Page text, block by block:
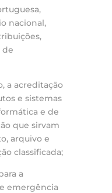
nacional,
de
a acreditação
e sistemas
e de
que sirvam
arquivo e
classificada;
a
emergência